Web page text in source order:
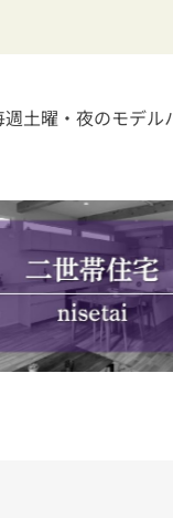
週土曜・夜のモデ